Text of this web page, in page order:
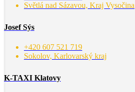
Světlá nad Sázavou, Kraj Vysočina
Josef Sýs
+420 607 521 719
Sokolov, Karlovarský kraj
K-TAXI Klatovy